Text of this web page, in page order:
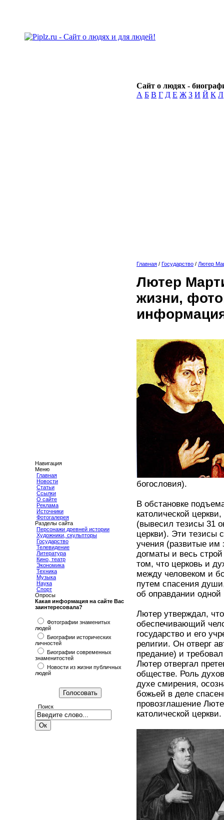
Сайт о людях -
А Б В Г Д Е Ж З И Й К Л
Навигация
Меню
Главная
Новости
Статьи
Ссылки
О сайте
Реклама
Источники
Фотогалерея
Разделы сайта
Персонажи древней истории
Художники, скульпторы
Государство
Телевидение
Литература
Кино, театр
Экономика
Техника
Музыка
Наука
Спорт
Опросы
Какая информация на сайте Вас
заинтересовала?
Фотографии знаменитых
людей
Биографии исторических
личностей
Биографии современных
знаменитостей
Новости из жизни публичных
людей
Поиск
Главная / Государство / Лютер
Лютер
жизни,
богословия).
В обстановке
католической
(вывесил тезисы 31
церкви). Эти тезисы
учения (развитые им
догматы и весь
том, что церковь и
между человеком и
путем спасения
об оправдании одной
Лютер утверждал,
обеспечивающий
государство и его
религии. Он отверг
предание) и
Лютер отвергал
обществе. Роль
духе смирения,
божьей в деле
провозглашение
католической церкви.